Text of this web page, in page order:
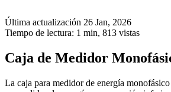
Última actualización 26 Jan, 2026
Tiempo de lectura: 1 min, 813 vistas
Caja de Medidor
La caja para medidor de energía